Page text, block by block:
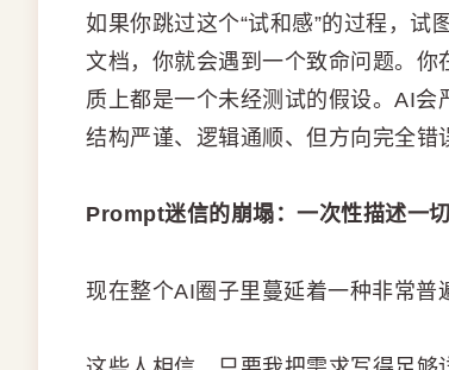
如果你跳过这个“试和感”的过程，
文档，你就会遇到一个致命问题。
质上都是一个未经测试的假设。AI
结构严谨、逻辑通顺、但方向完全错
Prompt迷信的崩塌：一次性描述一
现在整个AI圈子里蔓延着一种非常普